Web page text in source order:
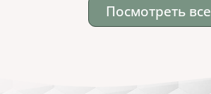
Посмотреть все